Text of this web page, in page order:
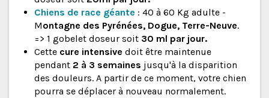
Chiens de race géante : 40 à 60 Kg adulte -
Montagne des Pyrénées, Dogue, Terre-Neuve.
=> 1 gobelet doseur soit 30 ml par jour.
Cette cure intensive doit être maintenue
pendant 2 à 3 semaines jusqu'à la disparition
des douleurs. A partir de ce moment, votre chien
pourra se déplacer à nouveau normalement.